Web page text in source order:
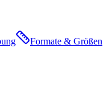
Formate & Größen